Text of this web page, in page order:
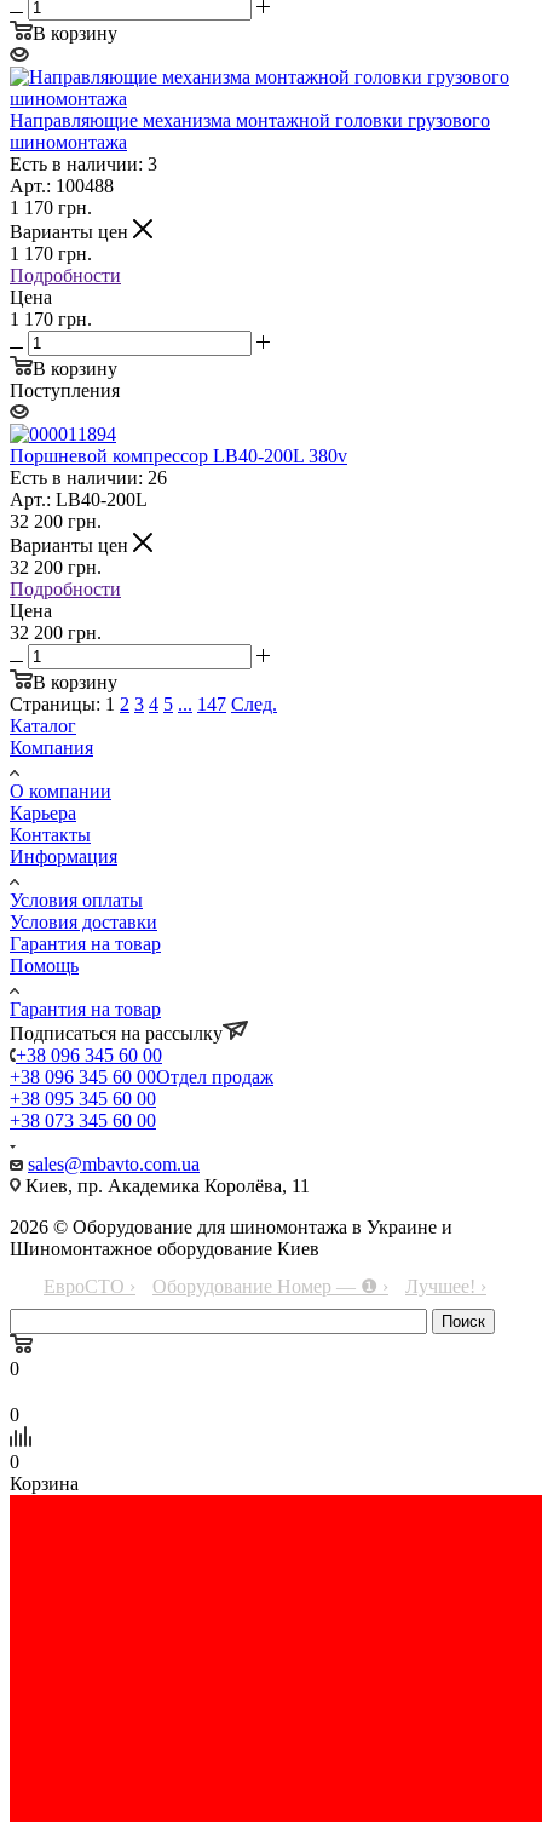
В корзину
Направляющие механизма монтажной головки грузового
шиномонтажа
Есть в наличии: 3
Арт.: 100488
1 170 грн.
Варианты цен
1 170 грн.
Подробности
Цена
1 170 грн.
В корзину
Поступления
Поршневой компрессор LB40-200L 380v
Есть в наличии: 26
Арт.: LB40-200L
32 200 грн.
Варианты цен
32 200 грн.
Подробности
Цена
32 200 грн.
В корзину
Страницы: 1 2 3 4 5 ... 147 След.
Каталог
Компания
О компании
Карьера
Контакты
Информация
Условия оплаты
Условия доставки
Гарантия на товар
Помощь
Гарантия на товар
Подписаться на рассылку
+38 096 345 60 00
+38 096 345 60 00Отдел продаж
+38 095 345 60 00
+38 073 345 60 00
sales@mbavto.com.ua
Киев, пр. Академика Королёва, 11
2026 © Оборудование для шиномонтажа в Украине и
Шиномонтажное оборудование Киев
ЕвроСТО ›
Оборудование Номер — ❶ › Лучшее! ›
0
0
0
Корзина